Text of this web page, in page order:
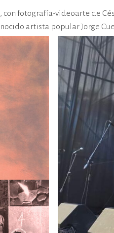
fotografía-videoarte de
artista popular Jorge